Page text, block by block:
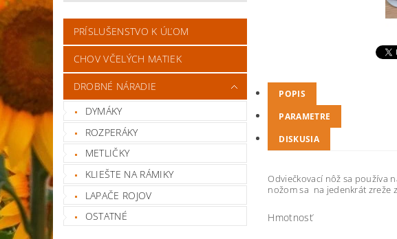
PRÍSLUŠENSTVO K ÚĽOM
CHOV VČELÝCH MATIEK
DROBNÉ NÁRADIE
DYMÁKY
ROZPERÁKY
METLIČKY
KLIEŠTE NA RÁMIKY
LAPAČE ROJOV
OSTATNÉ
POPIS
PARAMETRE
DISKUSIA
Odviečkovací nôž sa používa
nožom sa na jedenkrát zreže
Hmotnosť